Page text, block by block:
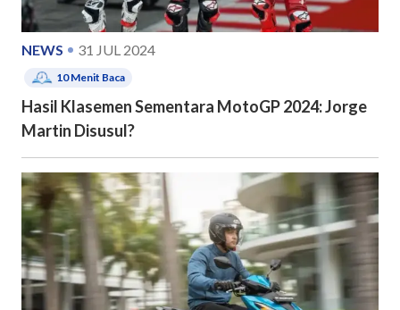
NEWS 31 JUL 2024
10Menit Baca
Hasil Klasemen Sementara MotoGP 2024: Jorge
Martin Disusul?